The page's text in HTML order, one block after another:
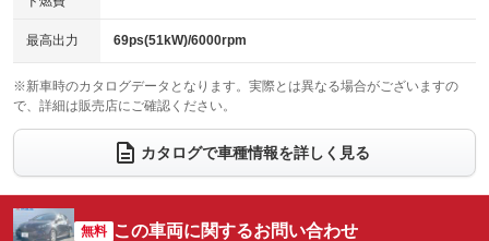
チップアップシート
：装備なし
：装備なし ：装備なし
ウォークスルー
：装備なし
電動リアゲート フロントカメラ
：装備なし
：装備なし ：装備なし
サイドカメラ
：装備なし ルーフレール
：装備なし
最高出力 69ps(51kW)/6000rpm
※新車時のカタログデータとなります。実際とは異なる場合がございますの
で、詳細は販売店にご確認ください。
カタログで車種情報を詳しく見る
無料 この車両に関するお問い合わせ